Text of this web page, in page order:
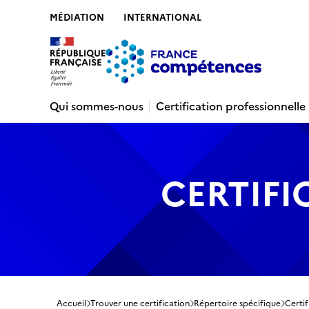
MÉDIATION INTERNATIONAL
Qui sommes-nous
Certification professionnelle
Accueil Trouver une certification Répertoire spécifique